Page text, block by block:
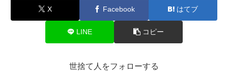
X Facebook はてブ
LINE コピー
世捨て人をフォローする